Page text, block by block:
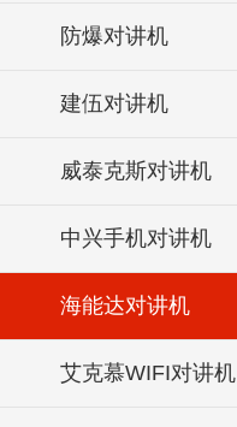
防爆对讲机
建伍对讲机
威泰克斯对讲机
中兴手机对讲机
海能达对讲机
艾克慕WIFI对讲机